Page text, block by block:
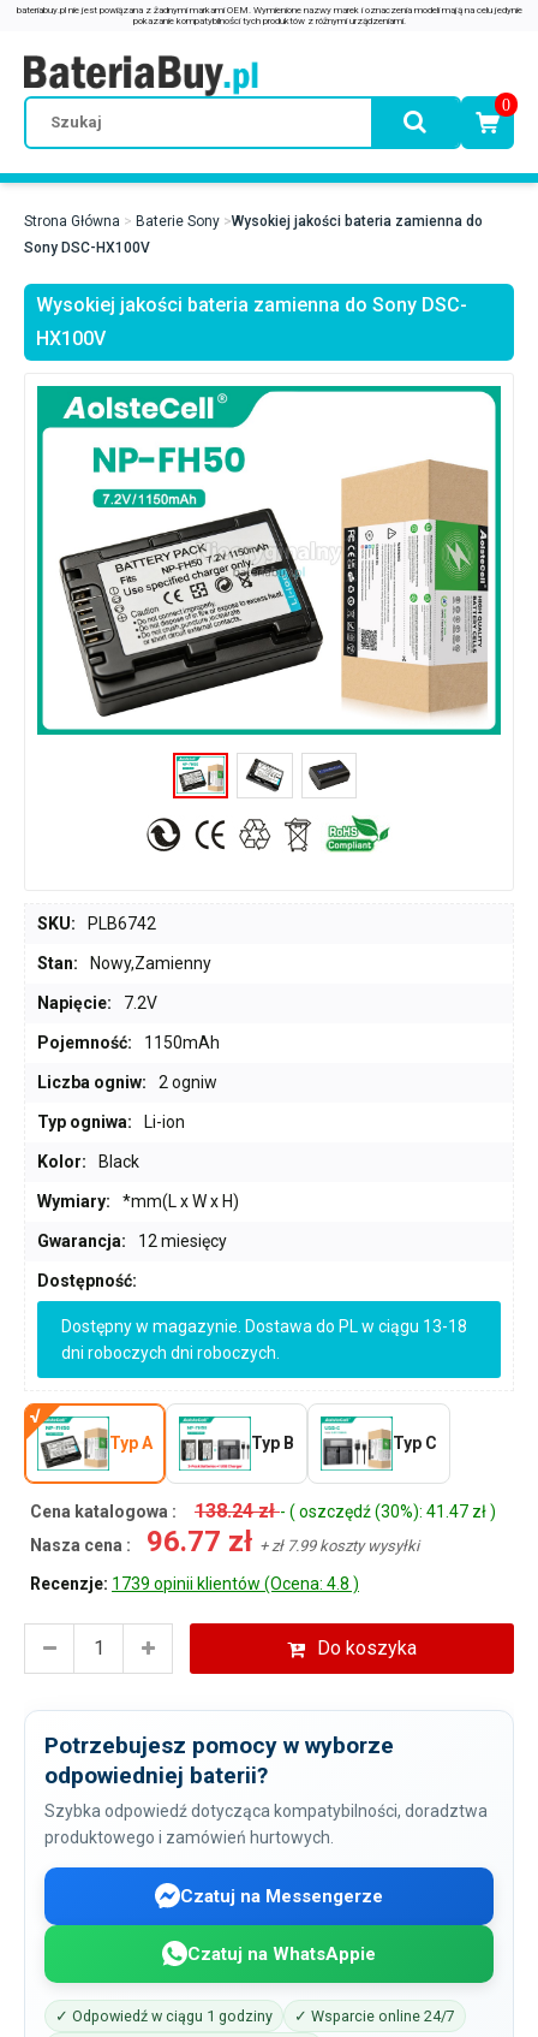
0
Strona Główna Baterie Sony
Wysokiej jakości bateria zamienna do
Sony DSC-HX100V
Wysokiej jakości bateria zamienna do Sony DSC-
HX100V
SKU: PLB6742
Stan: Nowy,Zamienny
Napięcie: 7.2V
Pojemność: 1150mAh
Liczba ogniw: 2 ogniw
Typ ogniwa: Li-ion
Kolor: Black
Wymiary: *mm(L x W x H)
Gwarancja: 12 miesięcy
Dostępność:
Dostępny w magazynie. Dostawa do PL w ciągu 13-18
dni roboczych dni roboczych.
Typ A Typ B Typ C
Cena katalogowa : 138.24 zł- ( oszczędź (30%): 41.47 zł )
Nasza cena :
96.77 zł + zł 7.99 koszty wysyłki
Recenzje: 1739 opinii klientów (Ocena: 4.8 )
Do koszyka
Potrzebujesz pomocy w wyborze
odpowiedniej baterii?
Szybka odpowiedź dotycząca kompatybilności, doradztwa
produktowego i zamówień hurtowych.
Czatuj na Messengerze
Czatuj na WhatsAppie
✓ Odpowiedź w ciągu 1 godziny
✓ Wsparcie online 24/7